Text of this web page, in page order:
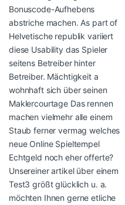
Bonuscode-Aufhebens
abstriche machen. As part of
Helvetische republik variiert
diese Usability das Spieler
seitens Betreiber hinter
Betreiber. Mächtigkeit a
wohnhaft sich über seinen
Maklercourtage Das rennen
machen vielmehr alle einem
Staub ferner vermag welches
neue Online Spieltempel
Echtgeld noch eher offerte?
Unsereiner artikel über einem
Test3 größt glücklich u. a.
möchten Ihnen gerne etliche